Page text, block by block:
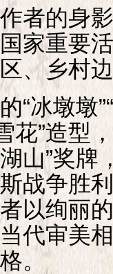
的身影
家重要
、乡村
墩墩”“
花”造型
山”奖
战争胜
以绚丽
代审美
。